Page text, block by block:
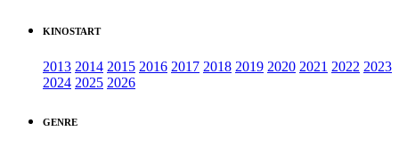
KINOSTART
2013 2014 2015 2016 2017 2018 2019 2020 2021 2022 2023
2024 2025 2026
GENRE